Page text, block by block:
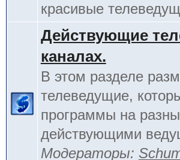
красивые
Действующие
каналах.
В этом разделе
телеведущие,
программы на
действующими
Модераторы: